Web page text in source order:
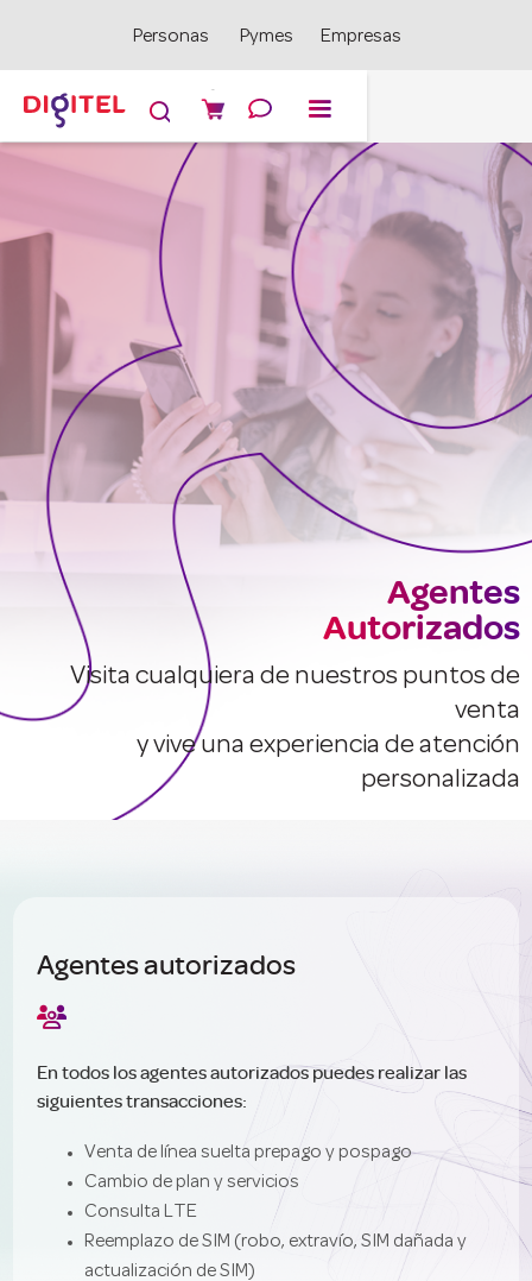
Personas Pymes Empresas

Agentes
Autorizados
Visita cualquiera de nuestros puntos de
venta
y vive una experiencia de atención
personalizada
Agentes autorizados

En todos los agentes autorizados puedes realizar las
siguientes transacciones:
Venta de línea suelta prepago y pospago
Cambio de plan y servicios
Consulta LTE
Reemplazo de SIM (robo, extravío, SIM dañada y
actualización de SIM)